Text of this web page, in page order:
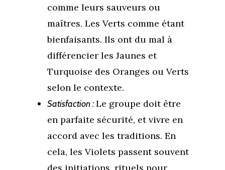
comme leurs sauveurs ou
maîtres. Les Verts comme étant
bienfaisants. Ils ont du mal à
différencier les Jaunes et
Turquoise des Oranges ou Verts
selon le contexte.
Satisfaction :Le groupe doit être
en parfaite sécurité, et vivre en
accord avec les traditions. En
cela, les Violets passent souvent
des initiations, rituels pour